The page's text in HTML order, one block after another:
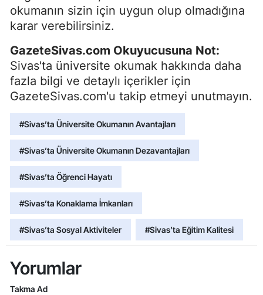
okumanın sizin için uygun olup olmadığına
karar verebilirsiniz.
GazeteSivas.com Okuyucusuna Not:
Sivas'ta üniversite okumak hakkında daha
fazla bilgi ve detaylı içerikler için
GazeteSivas.com'u takip etmeyi unutmayın.
#Sivas’ta Üniversite Okumanın Avantajları
#Sivas’ta Üniversite Okumanın Dezavantajları
#Sivas’ta Öğrenci Hayatı
#Sivas’ta Konaklama İmkanları
#Sivas’ta Sosyal Aktiviteler #Sivas’ta Eğitim Kalitesi
Yorumlar
Takma Ad